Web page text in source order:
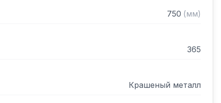
750 (мм)
365
Крашеный металл